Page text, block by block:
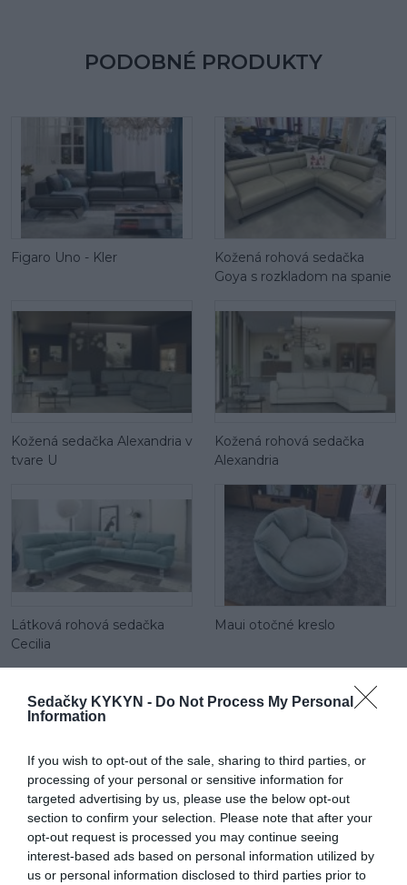
Sedačky KYKYN - Do Not Process My Personal
Information
If you wish to opt-out of the sale, sharing to third parties, or
processing of your personal or sensitive information for
targeted advertising by us, please use the below opt-out
section to confirm your selection. Please note that after your
opt-out request is processed you may continue seeing
interest-based ads based on personal information utilized by
us or personal information disclosed to third parties prior to
PODOBNÉ PRODUKTY
Figaro Uno - Kler
Kožená rohová sedačka
Goya s rozkladom na spanie
Kožená sedačka Alexandria v
tvare U
Kožená rohová sedačka
Alexandria
Látková rohová sedačka
Cecilia
Maui otočné kreslo
Maui mega 2 sed
Látková rohová sedačka Be